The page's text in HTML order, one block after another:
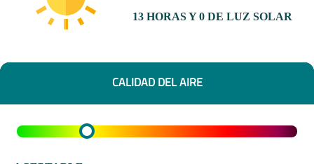
13 HORAS Y 0 DE LUZ SOLAR
CALIDAD DEL AIRE